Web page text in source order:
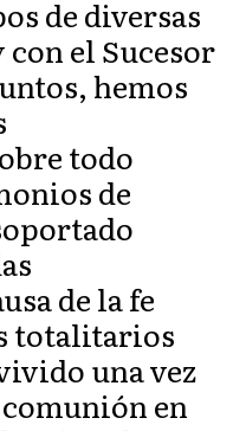
de diversas
el Sucesor
hemos
todo
de
de la fe
totalitarios
una vez
en